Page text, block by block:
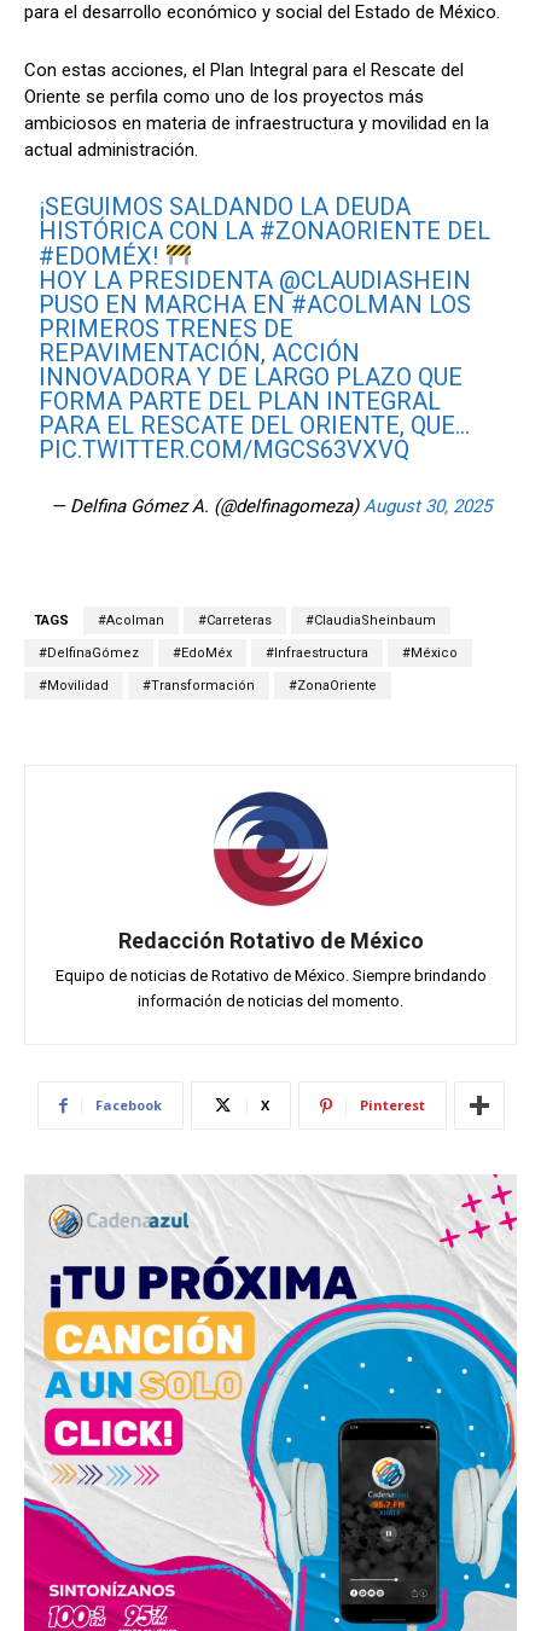
para el desarrollo económico y social del Estado de México.
Con estas acciones, el Plan Integral para el Rescate del
Oriente se perfila como uno de los proyectos más
ambiciosos en materia de infraestructura y movilidad en la
actual administración.
¡SEGUIMOS SALDANDO LA DEUDA
HISTÓRICA CON LA #ZONAORIENTE DEL
#EDOMÉX!
HOY LA PRESIDENTA @CLAUDIASHEIN
PUSO EN MARCHA EN #ACOLMAN LOS
PRIMEROS TRENES DE
REPAVIMENTACIÓN, ACCIÓN
INNOVADORA Y DE LARGO PLAZO QUE
FORMA PARTE DEL PLAN INTEGRAL
PARA EL RESCATE DEL ORIENTE, QUE…
PIC.TWITTER.COM/MGCS63VXVQ
— Delfina Gómez A. (@delfinagomeza)August 30, 2025
TAGS #Acolman #Carreteras #ClaudiaSheinbaum
#DelfinaGómez #EdoMéx #Infraestructura #México
#Movilidad #Transformación #ZonaOriente
Redacción Rotativo de México
Equipo de noticias de Rotativo de México. Siempre brindando
información de noticias del momento.
Facebook X Pinterest